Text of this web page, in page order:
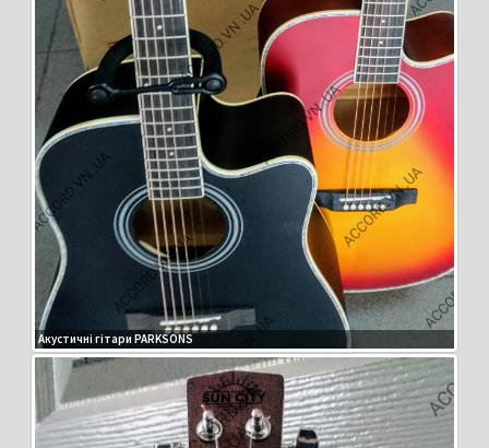
Акустичні гітари PARKSONS